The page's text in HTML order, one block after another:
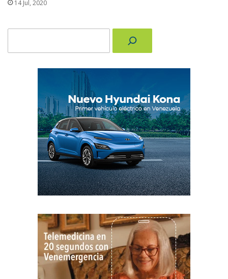
14 Jul, 2020